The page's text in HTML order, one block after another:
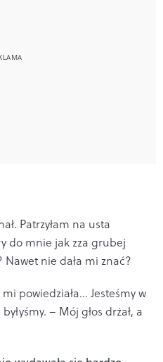
Patrzyłam na usta
do mnie jak zza grubej
Nawet nie dała mi znać?
powiedziała... Jesteśmy w
– Mój głos drżał, a